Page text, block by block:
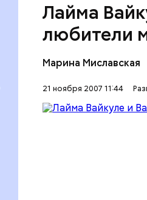
Лайма
любители
Марина Миславская
21 ноября 2007 11:44